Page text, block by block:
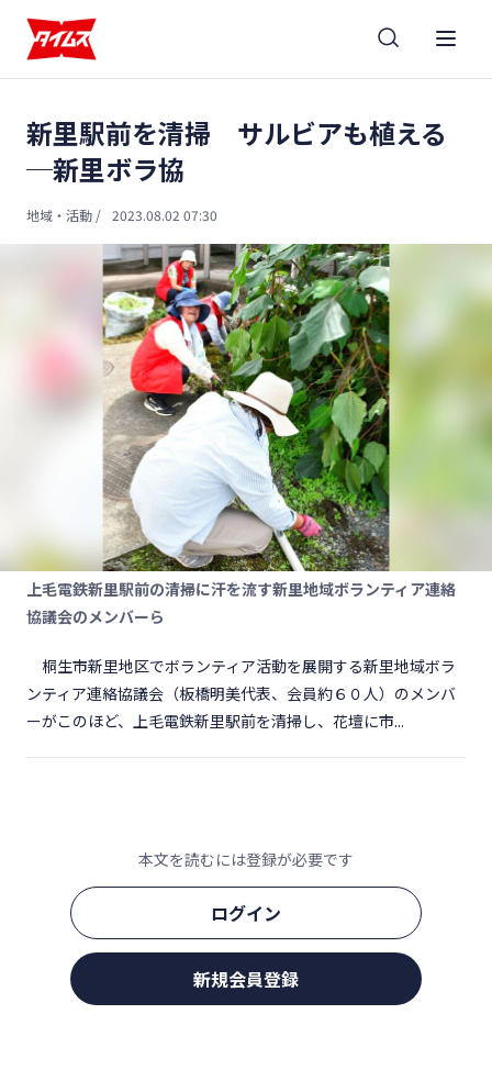
新里駅前を清掃 サルビアも植える
─新里ボラ協
地域・活動 / 2023.08.02 07:30
上毛電鉄新里駅前の清掃に汗を流す新里地域ボランティア連絡
協議会のメンバーら
桐生市新里地区でボランティア活動を展開する新里地域ボラ
ンティア連絡協議会（板橋明美代表、会員約６０人）のメンバ
ーがこのほど、上毛電鉄新里駅前を清掃し、花壇に市...
本文を読むには登録が必要です
ログイン
新規会員登録